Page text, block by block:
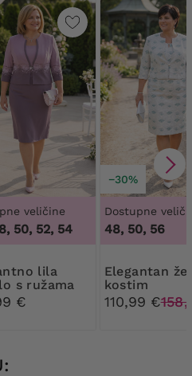
veličine
50, 52, 54
s ružama
€
−30%
Dostupne
48, 50, 56
Elegantan ženski
kostim
110,99 €